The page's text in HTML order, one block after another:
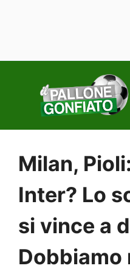
contenuto
Milan,
Inter? Lo
si vince a
Dobbiamo